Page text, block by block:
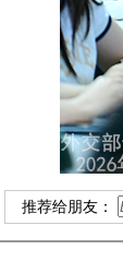
推荐给朋友：